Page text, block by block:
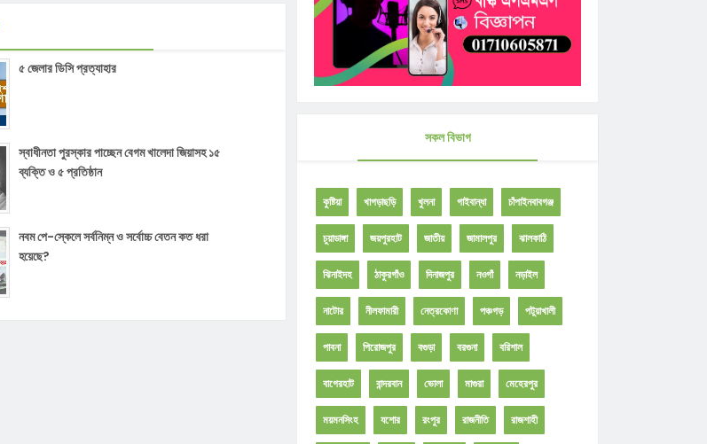
৫ জেলার ডিসি প্রত্যাহার
স্বাধীনতা পুরস্কার পাচ্ছেন বেগম খালেদা জিয়াসহ ১৫
ব্যক্তি ও ৫ প্রতিষ্ঠান
নবম পে-স্কেলে সর্বনিম্ন ও সর্বোচ্চ বেতন কত ধরা
হয়েছে?
সকল বিভাগ
কুষ্টিয়া খাগড়াছড়ি খুলনা গাইবান্ধা চাঁপাইনবাবগঞ্জ
চুয়াডাঙ্গা জয়পুরহাট জাতীয় জামালপুর ঝালকাঠি
ঝিনাইদহ ঠাকুরগাঁও দিনাজপুর নওগাঁ নড়াইল
নাটোর নীলফামারী নেত্রকোণা পঞ্চগড় পটুয়াখালী
পাবনা পিরোজপুর বগুড়া বরগুনা বরিশাল
বাগেরহাট বান্দরবান ভোলা মাগুরা মেহেরপুর
ময়মনসিংহ যশোর রংপুর রাজনীতি রাজশাহী